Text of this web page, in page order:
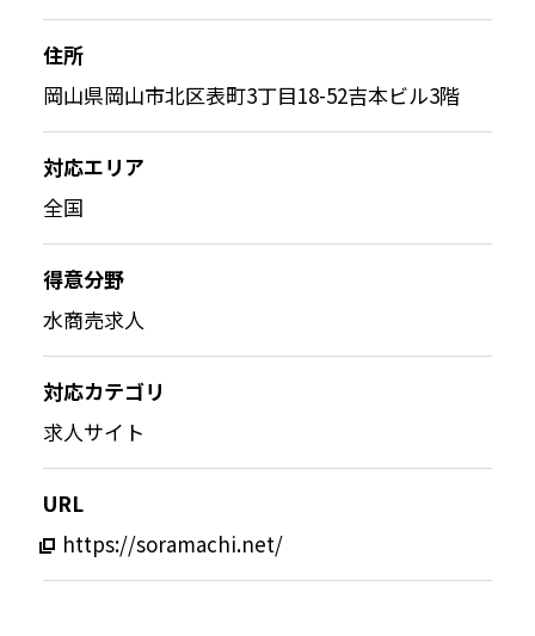
住所
岡山県岡山市北区表町3丁目18-52吉本ビル3階
対応エリア
全国
得意分野
水商売求人
対応カテゴリ
求人サイト
URL
https://soramachi.net/